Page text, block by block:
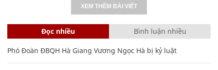
XEM THÊM BÀI VIẾT
Đọc nhiều Bình luận nhiều
Phó Đoàn ĐBQH Hà Giang Vương Ngọc Hà bị kỷ luật